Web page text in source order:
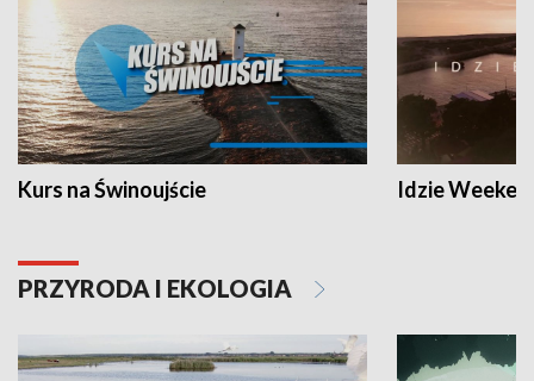
Kurs na Świnoujście Idzie
PRZYRODA I EKOLOGIA